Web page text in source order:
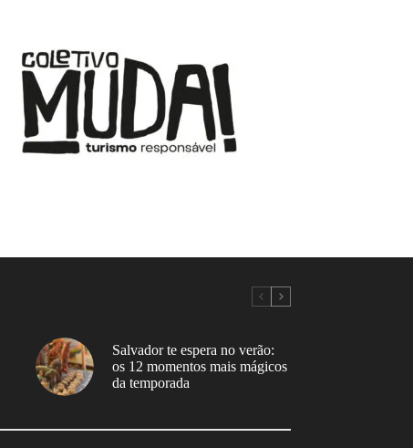
Salvador te espera no verão:
os 12 momentos mais mágicos
da temporada